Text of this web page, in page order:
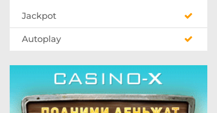
Jackpot
Autoplay